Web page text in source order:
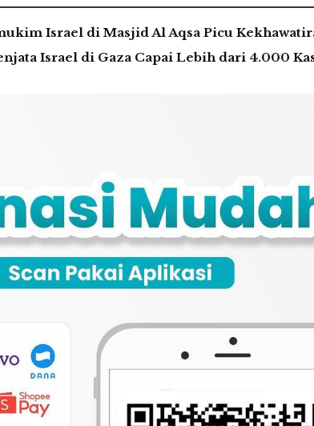
Israel di Masjid Al Aqsa Picu
Israel di Gaza Capai Lebih dari 4.000